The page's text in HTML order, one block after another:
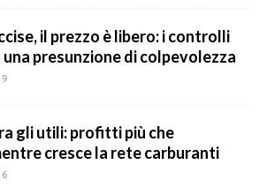
il prezzo è libero: i controlli
presunzione di colpevolezza
9
gli utili: profitti più che
cresce la rete carburanti
6